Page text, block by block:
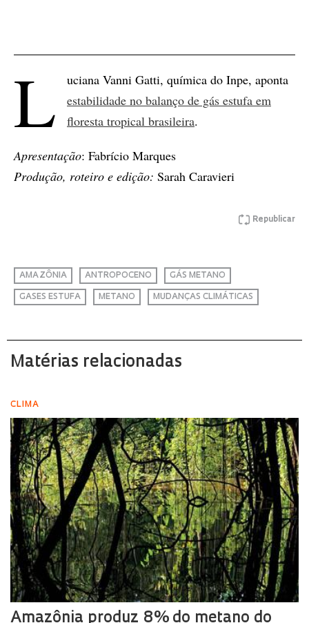
L
uciana Vanni Gatti, química do Inpe, aponta
estabilidade no balanço de gás estufa em
floresta tropical brasileira.
Apresentação: Fabrício Marques
Produção, roteiro e edição: Sarah Caravieri
Republicar
AMAZÔNIA ANTROPOCENO GÁS METANO
GASES ESTUFA METANO MUDANÇAS CLIMÁTICAS